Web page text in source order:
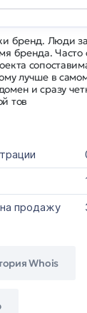
бренд. Люди
бренда. Часто
лучше в
и сразу
тов
продажу
Whois